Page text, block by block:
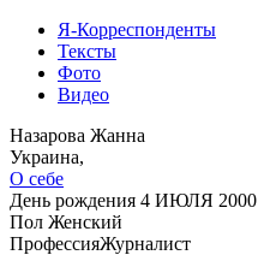
Я-Корреспонденты
Тексты
Фото
Видео
Назарова Жанна
Украина,
О себе
День рождения 4 ИЮЛЯ 2000
Пол Женский
ПрофессияЖурналист